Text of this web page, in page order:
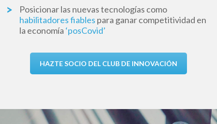
Posicionar las nuevas tecnologías como
habilitadores fiables para ganar competitividad en
la economía ‘posCovid’
HAZTE SOCIO DEL CLUB DE INNOVACIÓN